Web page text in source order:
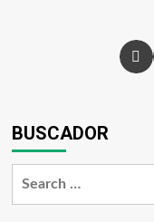
BUSCADOR